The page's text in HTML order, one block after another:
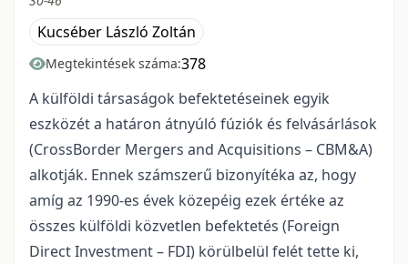
Kucséber László Zoltán
Megtekintések száma:378
A külföldi társaságok befektetéseinek egyik
eszközét a határon átnyúló fúziók és felvásárlások
(CrossBorder Mergers and Acquisitions – CBM&A)
alkotják. Ennek számszerű bizonyítéka az, hogy
amíg az 1990-es évek közepéig ezek értéke az
összes külföldi közvetlen befektetés (Foreign
Direct Investment – FDI) körülbelül felét tette ki,